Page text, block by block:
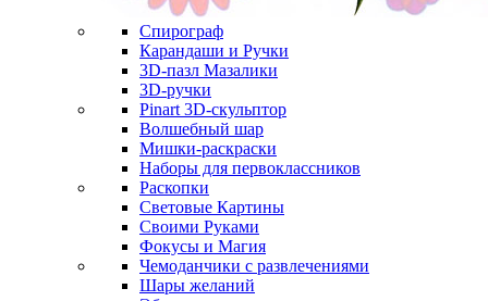
Спирограф
Карандаши и Ручки
3D-пазл Мазалики
3D-ручки
Pinart 3D-скульптор
Волшебный шар
Мишки-раскраски
Наборы для первоклассников
Раскопки
Световые Картины
Своими Руками
Фокусы и Магия
Чемоданчики с развлечениями
Шары желаний